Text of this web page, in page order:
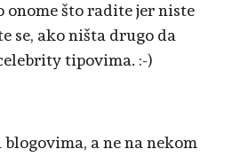
onome što radite jer niste
se, ako ništa drugo da
tipovima. :-)
blogovima, a ne na nekom